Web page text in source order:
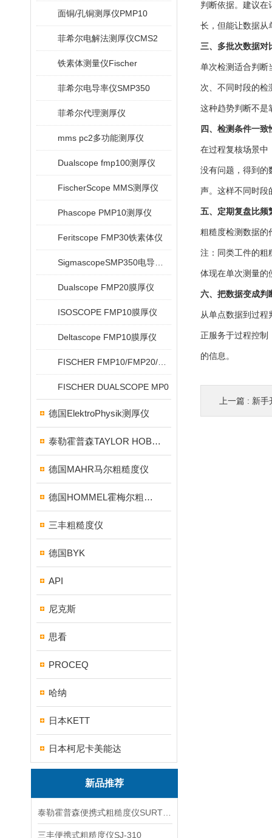
面铜/孔铜测厚仪PMP10
菲希尔电解法测厚仪CMS2
铁素体测量仪Fischer
菲希尔电导率仪SMP350
菲希尔代理测厚仪
mms pc2多功能测厚仪
Dualscope fmp100测厚仪
FischerScope MMS测厚仪
Phascope PMP10测厚仪
Feritscope FMP30铁素体仪
Dualscope FMP20膜厚仪
ISOSCOPE FMP10膜厚仪
Deltascope FMP10膜厚仪
FISCHER DUALSCOPE MP0
德国ElektroPhysik测厚仪
泰勒霍普森TAYLOR HOBSON粗糙度仪
德国MAHR马尔粗糙度仪
德国HOMMEL霍梅尔粗糙度仪
三丰粗糙度仪
德国BYK
API
尼克斯
思看
PROCEQ
哈纳
日本KETT
日本柯尼卡美能达
新品推荐
三丰便携式粗糙度仪SJ-310
判断依据。建议在
长，但能让数据从
三、多批次数据对
单次检测适合判断
次、不同时段的检
这种趋势判断不是
四、检测条件一
在过程复核场景中
没有问题，得到的
声。这样不同时段
五、定期复盘比频
粗糙度检测数据的
注：同类工件的粗
体现在单次测量的
六、把数据变成判
从单点数据到过程
正服务于过程控制
的信息。
上一篇 : 新手